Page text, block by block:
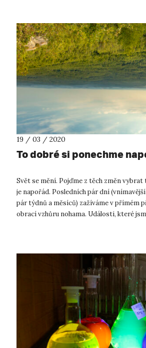
19 / 03 / 2020
To dobré si ponechme
Svět se mění. Pojďme z těch změn vybrat
je napořád. Posledních pár dní
pár týdnů a měsíců) zažíváme v přímém
obrací vzhůru nohama. Události, které